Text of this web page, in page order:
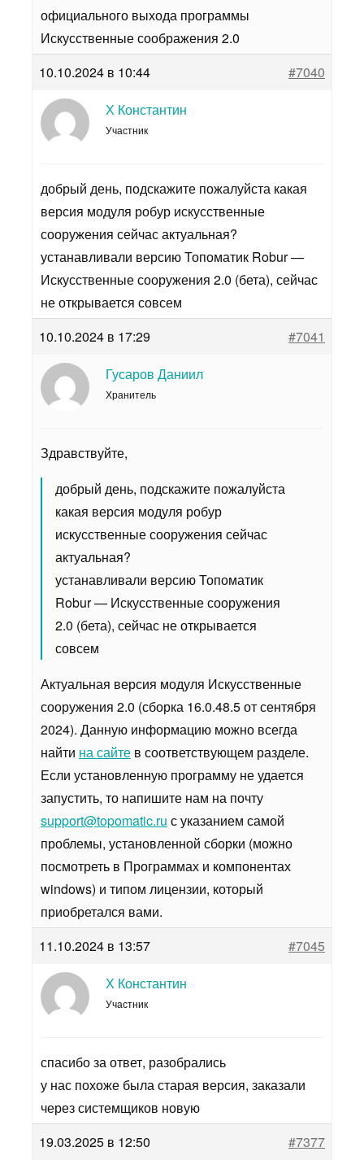
официального выхода программы
Искусственные соображения 2.0
10.10.2024 в 10:44
#7040
Х Константин
Участник
добрый день, подскажите пожалуйста какая
версия модуля робур искусственные
сооружения сейчас актуальная?
устанавливали версию Топоматик Robur —
Искусственные сооружения 2.0 (бета), сейчас
не открывается совсем
10.10.2024 в 17:29
#7041
Гусаров Даниил
Хранитель
Здравствуйте,
добрый день, подскажите пожалуйста
какая версия модуля робур
искусственные сооружения сейчас
актуальная?
устанавливали версию Топоматик
Robur — Искусственные сооружения
2.0 (бета), сейчас не открывается
совсем
Актуальная версия модуля Искусственные
сооружения 2.0 (сборка 16.0.48.5 от сентября
2024). Данную информацию можно всегда
найти на сайте в соответствующем разделе.
Если установленную программу не удается
запустить, то напишите нам на почту
support@topomatic.ru с указанием самой
проблемы, установленной сборки (можно
посмотреть в Программах и компонентах
windows) и типом лицензии, который
приобретался вами.
11.10.2024 в 13:57
#7045
Х Константин
Участник
спасибо за ответ, разобрались
у нас похоже была старая версия, заказали
через системщиков новую
19.03.2025 в 12:50
#7377